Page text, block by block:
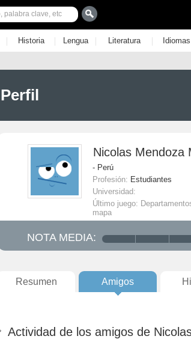
| Historia | Lengua | Literatura | Idiomas
Perfil
Nicolas Mendoza
- Perú
Profesión: Estudiantes
Universidad:
Último juego:
mapa
NOTA MEDIA:
Resumen Amigos
Actividad de los amigos de